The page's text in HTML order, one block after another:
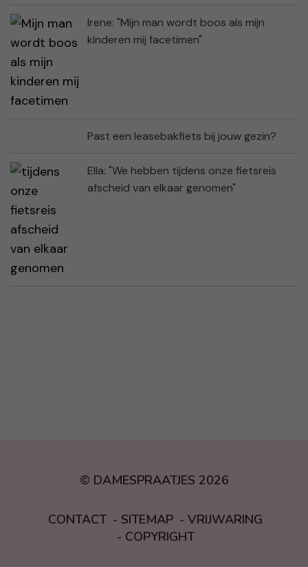
Irene: "Mijn man wordt boos als mijn
kinderen mij facetimen"
Past een leasebakfiets bij jouw gezin?
Ella: "We hebben tijdens onze fietsreis
afscheid van elkaar genomen"
© DAMESPRAATJES 2026
CONTACT SITEMAP
VRIJWARING
COPYRIGHT